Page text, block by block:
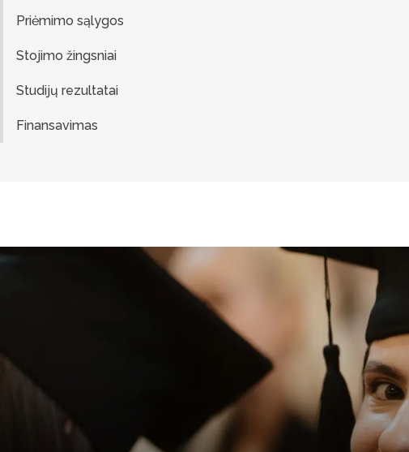
Priėmimo sąlygos
Stojimo žingsniai
Studijų rezultatai
Finansavimas